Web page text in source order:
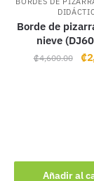
Borde de
nieve
₡4,600.00 ₡
Añadir al